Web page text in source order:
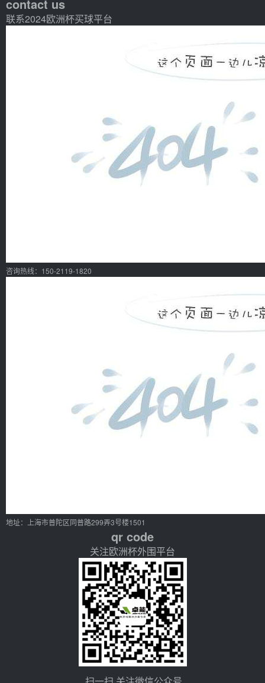
contact us
联系2024欧洲杯买球平台
咨询热线：150-2119-1820
地址：上海市普陀区同普路299弄3号楼1501
qr code
关注欧洲杯外围平台